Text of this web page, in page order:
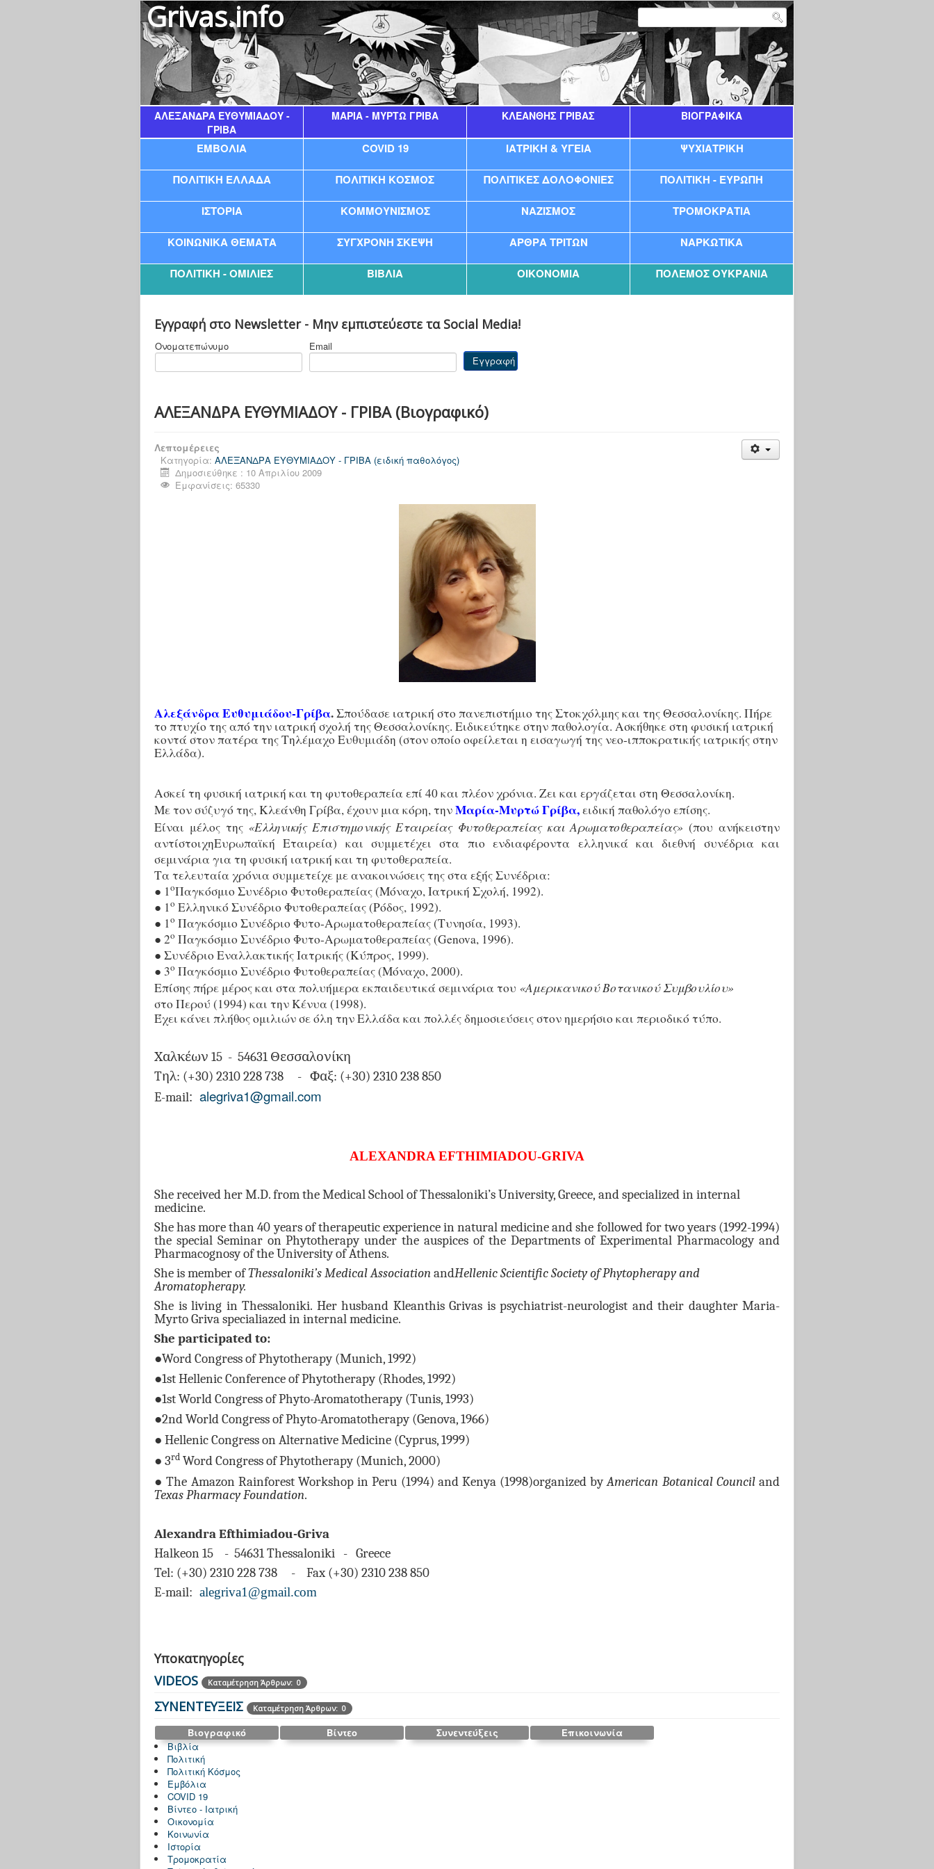
Grivas.info
ΑΛΕΞΆΝΔΡΑ ΕΥΘΥΜΙΆΔΟΥ -
ΓΡΊΒΑ
ΜΑΡΊΑ - ΜΥΡΤΏ ΓΡΊΒΑ ΚΛΕΆΝΘΗΣ ΓΡΊΒΑΣ ΒΙΟΓΡΑΦΙΚΑ
ΕΜΒΟΛΙΑ COVID 19 ΙΑΤΡΙΚΗ & ΥΓΕΙΑ ΨΥΧΙΑΤΡΙΚΗ
ΠΟΛΙΤΙΚΗ ΕΛΛΑΔΑ ΠΟΛΙΤΙΚΗ ΚΟΣΜΟΣ ΠΟΛΙΤΙΚΕΣ ΔΟΛΟΦΟΝΙΕΣ ΠΟΛΙΤΙΚΉ - ΕΥΡΏΠΗ
ΙΣΤΟΡΙΑ ΚΟΜΜΟΥΝΙΣΜΟΣ ΝΑΖΙΣΜΟΣ ΤΡΟΜΟΚΡΑΤΙΑ
ΚΟΙΝΩΝΙΚΑ ΘΕΜΑΤΑ ΣΥΓΧΡΟΝΗ ΣΚΕΨΗ ΑΡΘΡΑ ΤΡΙΤΩΝ ΝΑΡΚΩΤΙΚΑ
ΠΟΛΙΤΙΚΗ - ΟΜΙΛΙΕΣ ΒΙΒΛΙΑ ΟΙΚΟΝΟΜΙΑ ΠΌΛΕΜΟΣ ΟΥΚΡΑΝΊΑ
Εγγραφή στο Newsletter - Μην εμπιστεύεστε τα Social Media!
Ονοματεπώνυμο Email
ΑΛΕΞΑΝΔΡΑ ΕΥΘΥΜΙΑΔΟΥ - ΓΡΙΒΑ (Βιογραφικό)
Λεπτομέρειες
Κατηγορία: ΑΛΕΞΑΝΔΡΑ ΕΥΘΥΜΙΑΔΟΥ - ΓΡΙΒΑ (ειδική παθολόγος)
Δημοσιεύθηκε : 10 Απριλίου 2009
Εμφανίσεις: 65330
Αλεξάνδρα Ευθυμιάδου-Γρίβα.Σπούδασε ιατρική στο πανεπιστήμιο της Στοκχόλμης και της Θεσσαλονίκης. Πήρε
το πτυχίο της από την ιατρική σχολή της Θεσσαλονίκης. Ειδικεύτηκε στην παθολογία. Ασκήθηκε στη φυσική ιατρική
κοντά στον πατέρα της Τηλέμαχο Ευθυμιάδη (στον οποίο οφείλεται η εισαγωγή της νεο-ιπποκρατικής ιατρικής στην
Ελλάδα).
Ασκεί τη φυσική ιατρική και τη φυτοθεραπεία επί 40 και πλέον χρόνια. Ζει και εργάζεται στη Θεσσαλονίκη.
Με τον σύζυγό της, Κλεάνθη Γρίβα, έχουν μια κόρη, τηνΜαρία-Μυρτώ Γρίβα,ειδική παθολόγο επίσης.
Είναι μέλος της «Ελληνικής Επιστημονικής Εταιρείας Φυτοθεραπείας και Αρωματοθεραπείας» (που ανήκειστην
αντίστοιχηΕυρωπαϊκή Εταιρεία) και συμμετέχει στα πιο ενδιαφέροντα ελληνικά και διεθνή συνέδρια και
σεμινάρια για τη φυσική ιατρική και τη φυτοθεραπεία.
Τα τελευταία χρόνια συμμετείχε με ανακοινώσεις της στα εξής Συνέδρια:
● 1οΠαγκόσμιο Συνέδριο Φυτοθεραπείας (Μόναχο, Ιατρική Σχολή, 1992).
● 1ο Ελληνικό Συνέδριο Φυτοθεραπείας (Ρόδος, 1992).
● 1ο Παγκόσμιο Συνέδριο Φυτο-Αρωματοθεραπείας (Τυνησία, 1993).
● 2ο Παγκόσμιο Συνέδριο Φυτο-Αρωματοθεραπείας (Genova, 1996).
● Συνέδριο Εναλλακτικής Ιατρικής (Κύπρος, 1999).
● 3ο Παγκόσμιο Συνέδριο Φυτοθεραπείας (Μόναχο, 2000).
Επίσης πήρε μέρος και στα πολυήμερα εκπαιδευτικά σεμινάρια του «Αμερικανικού Βοτανικού Συμβουλίου»
στο Περού (1994) και την Κένυα (1998).
Έχει κάνει πλήθος ομιλιών σε όλη την Ελλάδα και πολλές δημοσιεύσεις στον ημερήσιο και περιοδικό τύπο.
Χαλκέων 15 - 54631 Θεσσαλονίκη
Tηλ: (+30) 2310 228 738 - Φαξ: (+30) 2310 238 850
E-mail: alegriva1@gmail.com
ALEXANDRA EFTHIMIADOU-GRIVA
She received her M.D. from the Medical School of Thessaloniki’s University, Greece, andspecialized in internal
medicine.
Shehas more than 40 years of therapeutic experience in natural medicine and she followed for two years (1992-1994)
the special Seminar on Phytotherapy under the auspices of the Departments of Experimental Pharmacology and
Pharmacognosy of the University of Athens.
Sheis member ofThessaloniki’s Medical AssociationandHellenicScientificSocietyof Phytopherapy and
Aromatopherapy.
She is living in Thessaloniki. Her husband Kleanthis Grivas is psychiatrist-neurologist and their daughter Maria-
Myrto Griva specialiazed in internal medicine.
She participated to:
●Word Congress of Phytotherapy (Munich, 1992)
●1st Hellenic Conference of Phytotherapy (Rhodes, 1992)
●1st World Congress of Phyto-Aromatotherapy (Tunis, 1993)
●2nd World Congress of Phyto-Aromatotherapy (Genova, 1966)
● Hellenic Congress on Alternative Medicine (Cyprus, 1999)
● 3rd Word Congress of Phytotherapy (Munich, 2000)
● The Amazon Rainforest Workshop in Peru (1994) and Kenya (1998)organized byAmerican Botanical Council and
Texas Pharmacy Foundation.
Alexandra Efthimiadou-Griva
Halkeon 15 - 54631 Thessaloniki - Greece
Tel: (+30) 2310 228 738 - Fax (+30) 2310 238 850
E-mail: alegriva1@gmail.com
Υποκατηγορίες
VIDEOS
Καταμέτρηση Άρθρων: 0
ΣΥΝΕΝΤΕΥΞΕΙΣ Καταμέτρηση Άρθρων: 0
Βιογραφικό Βίντεο Συνεντεύξεις
Επικοινωνία
Βιβλία
Πολιτική
Πολιτική Κόσμος
Εμβόλια
COVID 19
Βίντεο - Ιατρική
Οικονομία
Κοινωνία
Ιστορία
Τρομοκρατία